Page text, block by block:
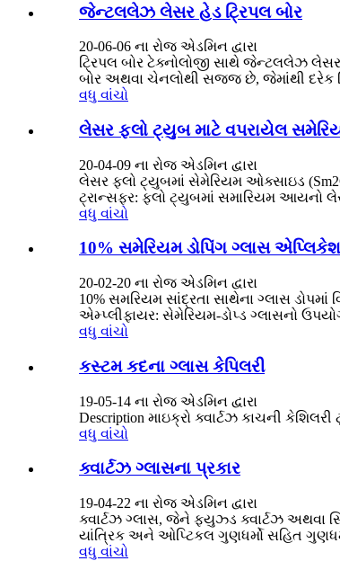
જેન્ટલલેઝ લેસર હેડ ટ્રિપલ બોર
20-06-06 ના રોજ એડમિન દ્વારા
ટ્રિપલ બોર ટેક્નોલોજી સાથે જેન્ટલલેઝ
બોર અથવા ચેનલોથી સજ્જ છે, જેમાંથી દરેક
વધુ વાંચો
લેસર ફ્લો ટ્યુબ માટે વપરાયેલ
20-04-09 ના રોજ એડમિન દ્વારા
લેસર ફ્લો ટ્યુબમાં સેમેરિયમ ઓક્સાઇડ
ટ્રાન્સફર: ફ્લો ટ્યુબમાં સમારિયમ આયનો
વધુ વાંચો
10% સમેરિયમ ડોપિંગ ગ્લાસ
20-02-20 ના રોજ એડમિન દ્વારા
10% સમરિયમ સાંદ્રતા સાથેના ગ્લાસ
એમ્પ્લીફાયર: સેમેરિયમ-ડોપ્ડ ગ્લાસનો
વધુ વાંચો
કસ્ટમ કદના ગ્લાસ કેપિલરી
19-05-14 ના રોજ એડમિન દ્વારા
Description માઇક્રો ક્વાર્ટઝ કાચની
વધુ વાંચો
ક્વાર્ટઝ ગ્લાસના પ્રકાર
19-04-22 ના રોજ એડમિન દ્વારા
ક્વાર્ટઝ ગ્લાસ, જેને ફ્યુઝ્ડ ક્વાર્ટઝ અથવા
યાંત્રિક અને ઓપ્ટિકલ ગુણધર્મો સહિત
વધુ વાંચો